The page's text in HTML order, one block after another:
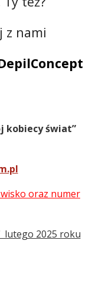
z nami
kobiecy świat”
oraz numer
lutego 2025 roku